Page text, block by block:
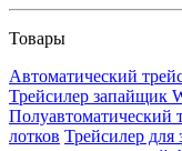
Товары
Автоматический
Трейсилер запайщик
Полуавтоматический
лотков Трейсилер